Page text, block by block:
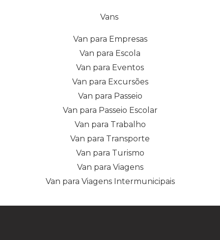
Vans
Van para Empresas
Van para Escola
Van para Eventos
Van para Excursões
Van para Passeio
Van para Passeio Escolar
Van para Trabalho
Van para Transporte
Van para Turismo
Van para Viagens
Van para Viagens Intermunicipais